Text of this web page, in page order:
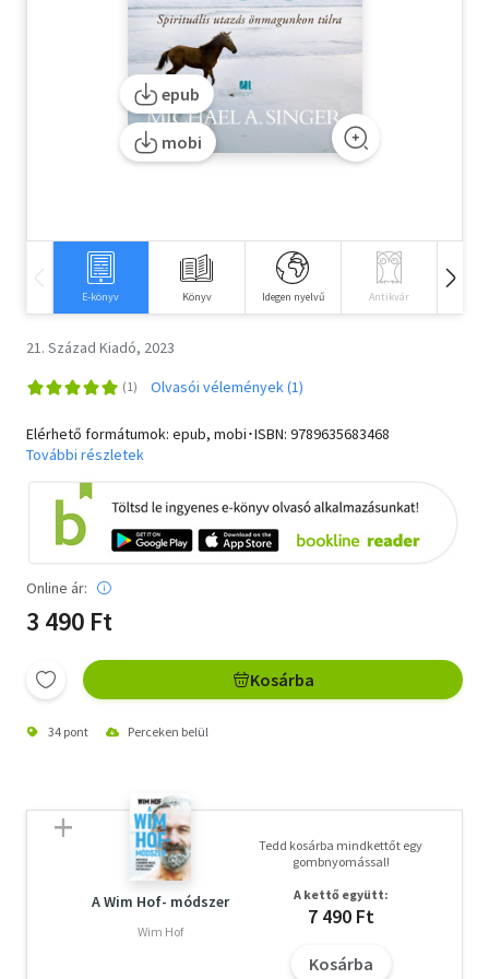
Tankönyv, segédkönyv
Társadalomtudomány
epub
mobi
E-könyv Könyv Idegen nyelvű Antikvár
21. Század Kiadó, 2023
Olvasói vélemények (1)
Elérhető formátumok: epub, mobi･ISBN: 9789635683468
További részletek
Online ár:
3 490 Ft
Kosárba
34 pont Perceken belül
A Wim Hof- módszer
Wim Hof
Tedd kosárba mindkettőt egy
gombnyomással!
A kettő együtt:
7 490 Ft
Kosárba